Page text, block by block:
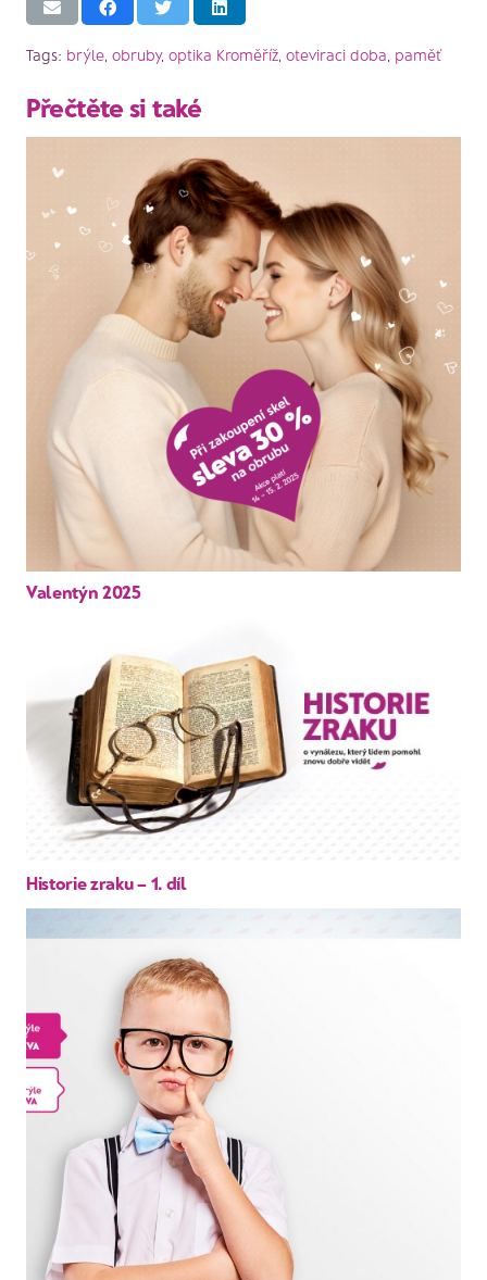
Tags: brýle obruby, optika Kroměříž oteviraci doba paměť
Přečtěte si také
Valentýn 2025
Historie zraku – 1. díl